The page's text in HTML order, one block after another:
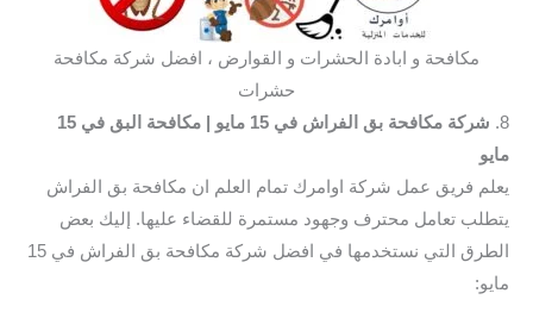
مكافحة و ابادة الحشرات و القوارض ، افضل شركة مكافحة
حشرات
8. شركة مكافحة بق الفراش في 15 مايو
| مكافحة البق في 15
مايو
يعلم فريق عمل شركة اوامرك تمام العلم ان مكافحة بق الفراش
يتطلب تعامل محترف وجهود مستمرة للقضاء عليها. إليك بعض
الطرق التي نستخدمها في افضل شركة مكافحة بق الفراش في 15
مايو: